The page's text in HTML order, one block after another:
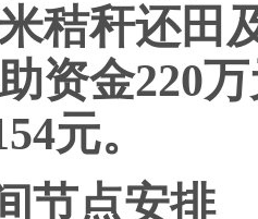
秸秆还田
资金220
元。
节点安排